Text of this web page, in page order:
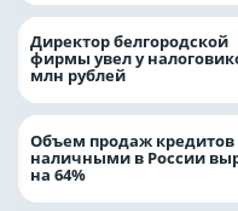
Директор белгородской
фирмы увел у
млн рублей
Объем продаж кредитов
наличными в России
на 64%